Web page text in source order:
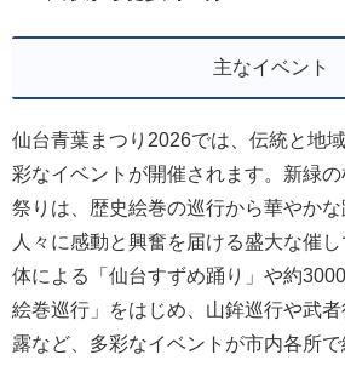
主なイベント
仙台青葉まつり2026では、伝統と地
彩なイベントが開催されます。新緑
祭りは、歴史絵巻の巡行から華やか
人々に感動と興奮を届ける盛大な催
体による「仙台すずめ踊り」や約
絵巻巡行」をはじめ、山鉾巡行や武
露など、多彩なイベントが市内各所で